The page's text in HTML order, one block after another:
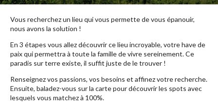
Vous recherchez un lieu qui vous permette de vous épanouir,
nous avons la solution !
En 3 étapes vous allez découvrir ce lieu incroyable, votre have de
paix qui permettra à toute la famille de vivre sereinement. Ce
paradis sur terre existe, il suffit juste de le trouver !
Renseignez vos passions, vos besoins et affinez votre recherche.
Ensuite, baladez-vous sur la carte pour découvrir les spots avec
lesquels vous matchez à 100%.